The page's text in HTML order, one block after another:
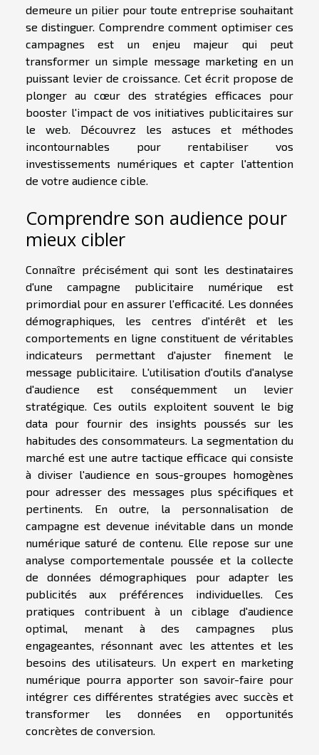
demeure un pilier pour toute entreprise souhaitant
se distinguer. Comprendre comment optimiser ces
campagnes est un enjeu majeur qui peut
transformer un simple message marketing en un
puissant levier de croissance. Cet écrit propose de
plonger au cœur des stratégies efficaces pour
booster l'impact de vos initiatives publicitaires sur
le web. Découvrez les astuces et méthodes
incontournables pour rentabiliser vos
investissements numériques et capter l'attention
de votre audience cible.
Comprendre son audience pour
mieux cibler
Connaître précisément qui sont les destinataires
d'une campagne publicitaire numérique est
primordial pour en assurer l'efficacité. Les données
démographiques, les centres d'intérêt et les
comportements en ligne constituent de véritables
indicateurs permettant d'ajuster finement le
message publicitaire. L'utilisation d'outils d'analyse
d'audience est conséquemment un levier
stratégique. Ces outils exploitent souvent le big
data pour fournir des insights poussés sur les
habitudes des consommateurs. La segmentation du
marché est une autre tactique efficace qui consiste
à diviser l'audience en sous-groupes homogènes
pour adresser des messages plus spécifiques et
pertinents. En outre, la personnalisation de
campagne est devenue inévitable dans un monde
numérique saturé de contenu. Elle repose sur une
analyse comportementale poussée et la collecte
de données démographiques pour adapter les
publicités aux préférences individuelles. Ces
pratiques contribuent à un ciblage d'audience
optimal, menant à des campagnes plus
engageantes, résonnant avec les attentes et les
besoins des utilisateurs. Un expert en marketing
numérique pourra apporter son savoir-faire pour
intégrer ces différentes stratégies avec succès et
transformer les données en opportunités
concrètes de conversion.